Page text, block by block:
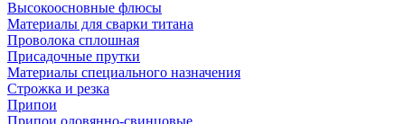
Высокоосновные флюсы
Материалы для сварки титана
Проволока сплошная
Присадочные прутки
Материалы специального назначения
Строжка и резка
Припои
Припои оловянно-свинцовые